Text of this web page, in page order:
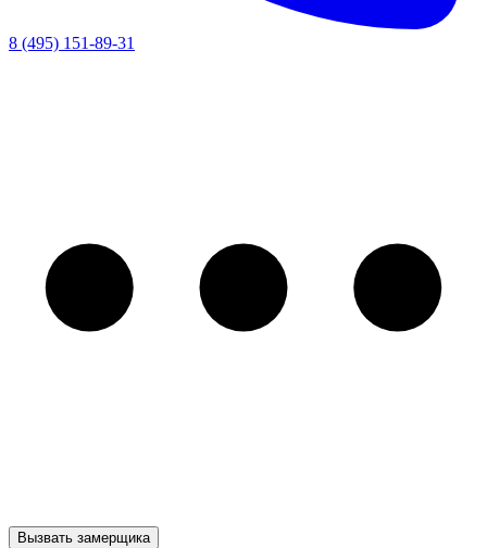
8 (495) 151-89-31
Вызвать замерщика